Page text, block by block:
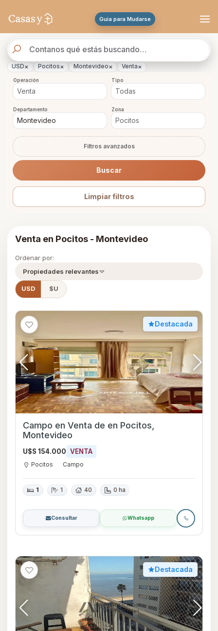
Guia para Mudarse
de
propiedades
USD× Pocitos× Montevideo× Venta×
Operación Tipo
Departamento Zona
Filtros avanzados
Buscar
Limpiar filtros
Venta en Pocitos - Montevideo
Ordenar por:
Propiedades relevantes
USD $U
Destacada
Campo en Venta de en Pocitos,
Montevideo
U$S 154.000 VENTA
Pocitos Campo
1 1 40 0 ha
Consultar Whatsapp
Destacada